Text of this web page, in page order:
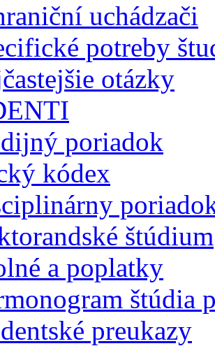
uchádzači
potreby
otázky
poriadok
kódex
štúdium
a poplatky
štúdia
preukazy